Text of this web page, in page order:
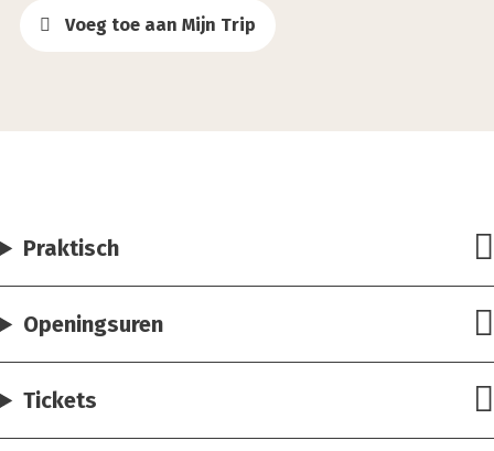
Voeg toe aan Mijn Trip
Praktisch
Openingsuren
Tickets